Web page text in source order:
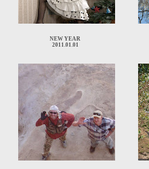
NEW YEAR
2011.01.01